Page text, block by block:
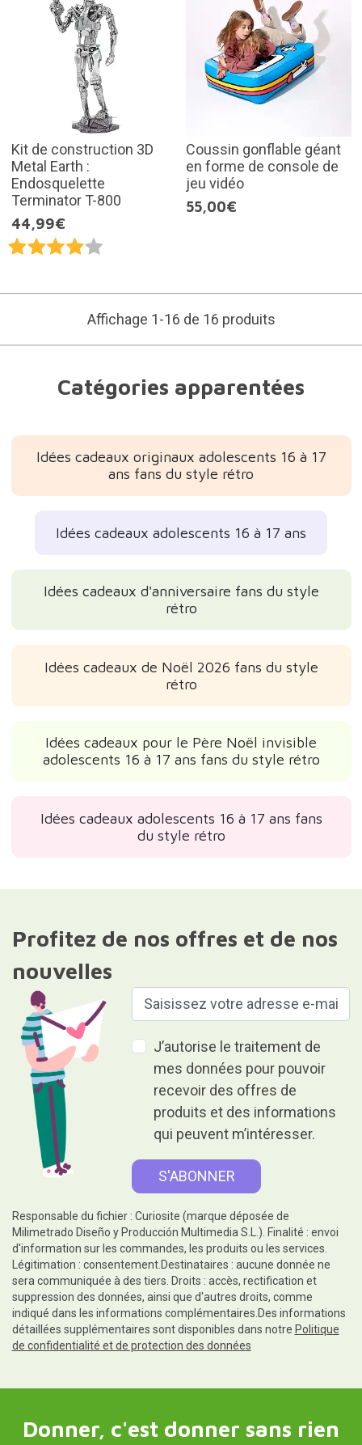
Kit de construction 3D
Metal Earth :
Endosquelette
Terminator T-800
44,99€
Coussin gonflable géant
en forme de console de
jeu vidéo
55,00€
Affichage 1-16 de 16 produits
Catégories apparentées
Idées cadeaux originaux adolescents 16 à 17
ans fans du style rétro
Idées cadeaux adolescents 16 à 17 ans
Idées cadeaux d'anniversaire fans du style
rétro
Idées cadeaux de Noël 2026 fans du style
rétro
Idées cadeaux pour le Père Noël invisible
adolescents 16 à 17 ans fans du style rétro
Idées cadeaux adolescents 16 à 17 ans fans
du style rétro
Profitez de nos offres et de nos
nouvelles
J’autorise le traitement de
mes données pour pouvoir
recevoir des offres de
produits et des informations
qui peuvent m’intéresser.
Responsable du fichier : Curiosite (marque déposée de
Milimetrado Diseño y Producción Multimedia S.L.). Finalité : envoi
d'information sur les commandes, les produits ou les services.
Légitimation : consentement.Destinataires : aucune donnée ne
sera communiquée à des tiers. Droits : accès, rectification et
suppression des données, ainsi que d'autres droits, comme
indiqué dans les informations complémentaires.Des informations
détaillées supplémentaires sont disponibles dans notre Politique
de confidentialité et de protection des données
Donner, c'est donner sans rien